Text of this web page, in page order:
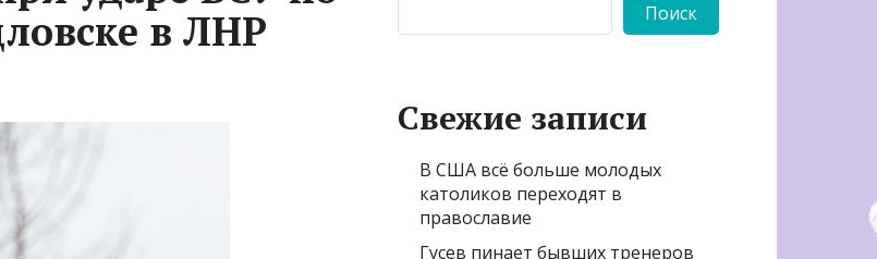
в ЛНР
Поиск
Свежие записи
В США всё больше молодых
католиков переходят в
православие
Гусев пинает бывших тренеров